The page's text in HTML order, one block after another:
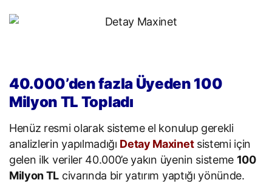
40.000’den fazla Üyeden 100
Milyon TL Topladı
Henüz resmi olarak sisteme el konulup gerekli
analizlerin yapılmadığı Detay Maxinet sistemi için
gelen ilk veriler 40.000’e yakın üyenin sisteme 100
Milyon TL civarında bir yatırım yaptığı yönünde.